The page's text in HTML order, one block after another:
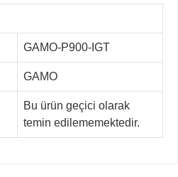
GAMO-P900-IGT
GAMO
Bu ürün geçici olarak
temin edilememektedir.